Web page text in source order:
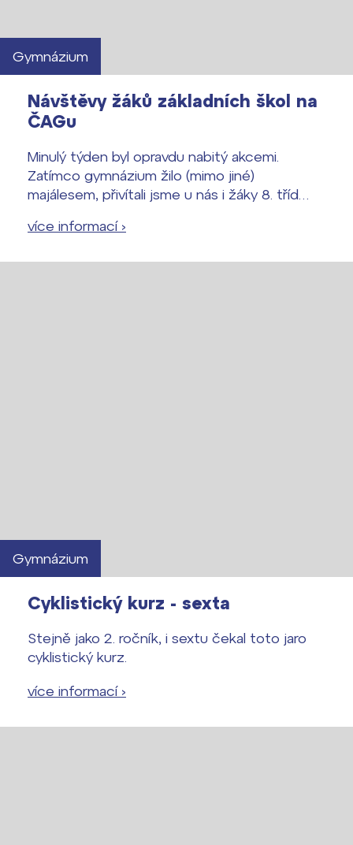
Gymnázium
Návštěvy žáků základních škol na
ČAGu
Minulý týden byl opravdu nabitý akcemi.
Zatímco gymnázium žilo (mimo jiné)
majálesem, přivítali jsme u nás i žáky 8. tříd
školské, ZŠ Pohůrecká a ZŠ Grünwaldova.
více informací ›
Gymnázium
Cyklistický kurz - sexta
Stejně jako 2. ročník, i sextu čekal toto jaro
cyklistický kurz.
více informací ›